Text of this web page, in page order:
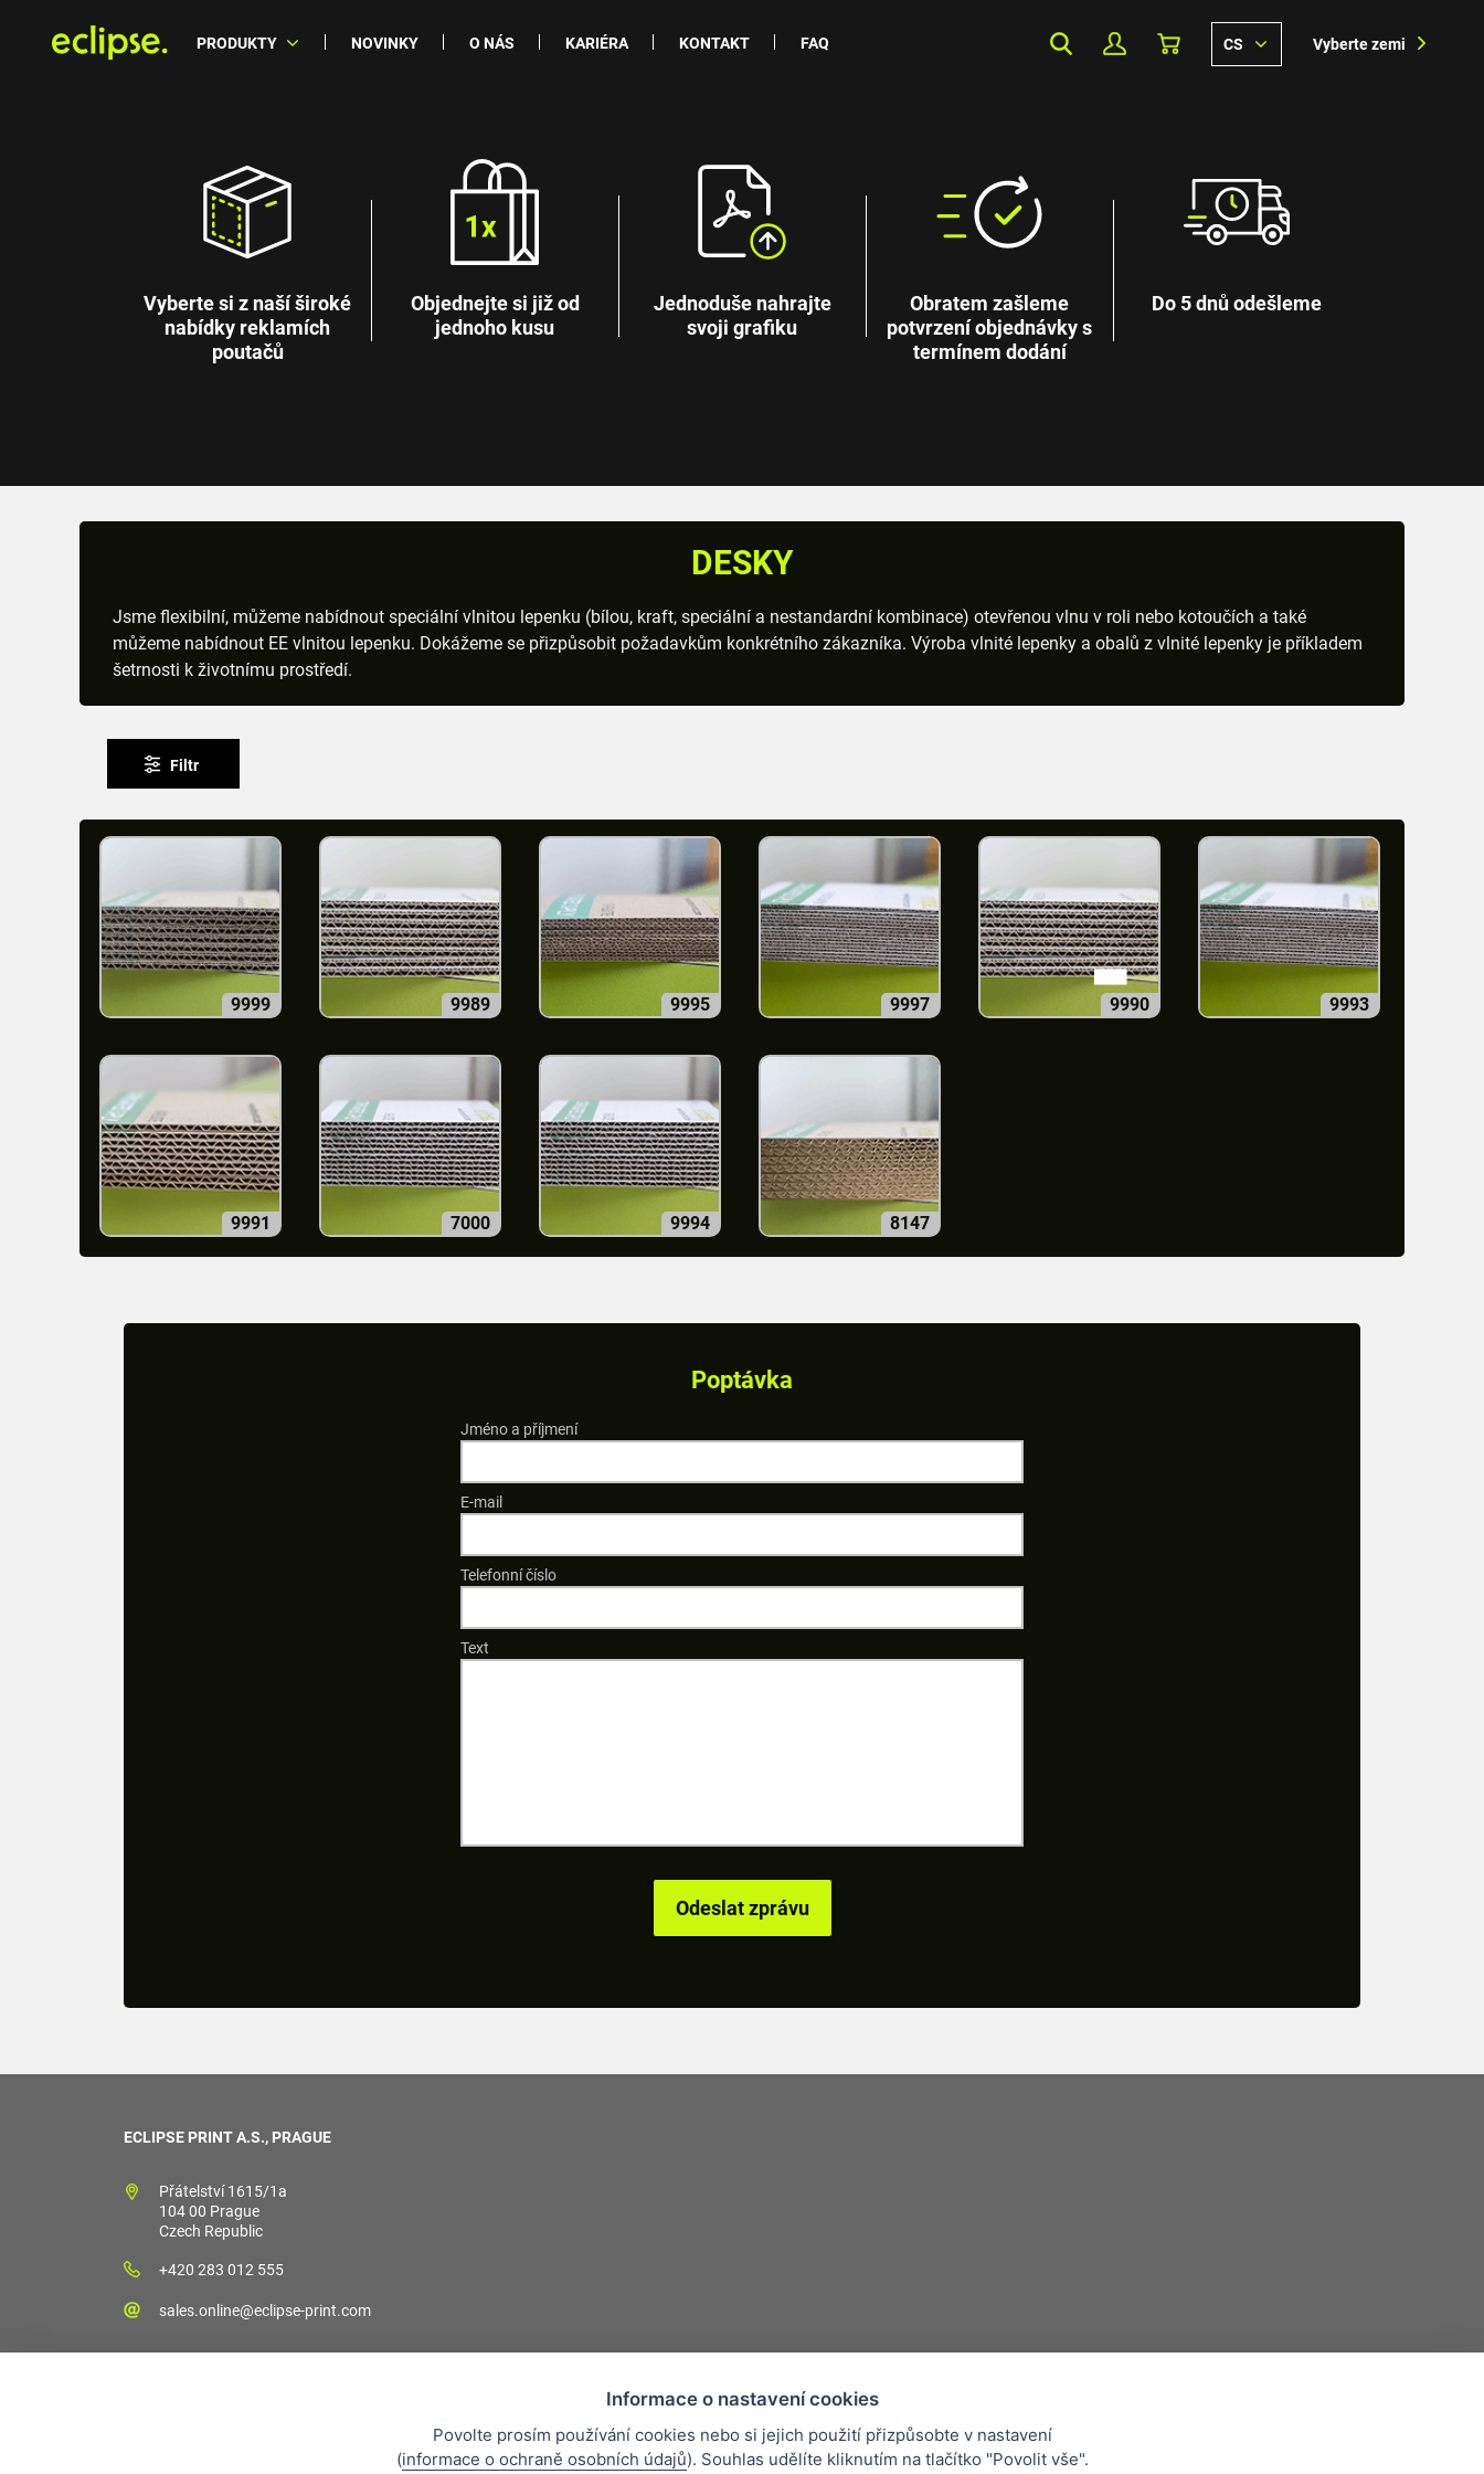
PRODUKTY NOVINKY O NÁS KARIÉRA KONTAKT FAQ CS Vyberte zemi
Vyberte si z naší široké
nabídky reklamích
poutačů
Objednejte si již od
jednoho kusu
Jednoduše nahrajte
svoji grafiku
Obratem zašleme
potvrzení objednávky s
termínem dodání
Do 5 dnů odešleme
DESKY
Jsme flexibilní, můžeme nabídnout speciální vlnitou lepenku (bílou, kraft, speciální a nestandardní kombinace) otevřenou vlnu v roli nebo kotoučích a také
můžeme nabídnout EE vlnitou lepenku. Dokážeme se přizpůsobit požadavkům konkrétního zákazníka. Výroba vlnité lepenky a obalů z vlnité lepenky je příkladem
šetrnosti k životnímu prostředí.
Filtr
9999 9989 9995 9997 9990 9993
9991 7000 9994 8147
Poptávka
Jméno a příjmení
E-mail
Telefonní číslo
Text
ECLIPSE PRINT A.S., PRAGUE
Přátelství 1615/1a
104 00 Prague
Czech Republic
+420 283 012 555
sales.online@eclipse-print.com
Obchodní podmínky Nejčastější otázky Ochrana osobních údajů O společnosti Whistleblowing
Informace o nastavení cookies
Povolte prosím používání cookies nebo si jejich použití přizpůsobte v nastavení
(informace o ochraně osobních údajů). Souhlas udělíte kliknutím na tlačítko "Povolit vše".